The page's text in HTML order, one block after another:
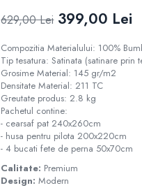
629,00 Lei 399,00 Lei
Compozitia Materialului: 100%
Tip tesatura: Satinata (satinare
Grosime Material: 145 gr/m2
Densitate Material: 211 TC
Greutate produs: 2.8 kg
Pachetul contine:
- cearsaf pat 240x260cm
- husa pentru pilota 200x220cm
- 4 bucati fete de perna 50x70cm
Calitate: Premium
Design:Modern